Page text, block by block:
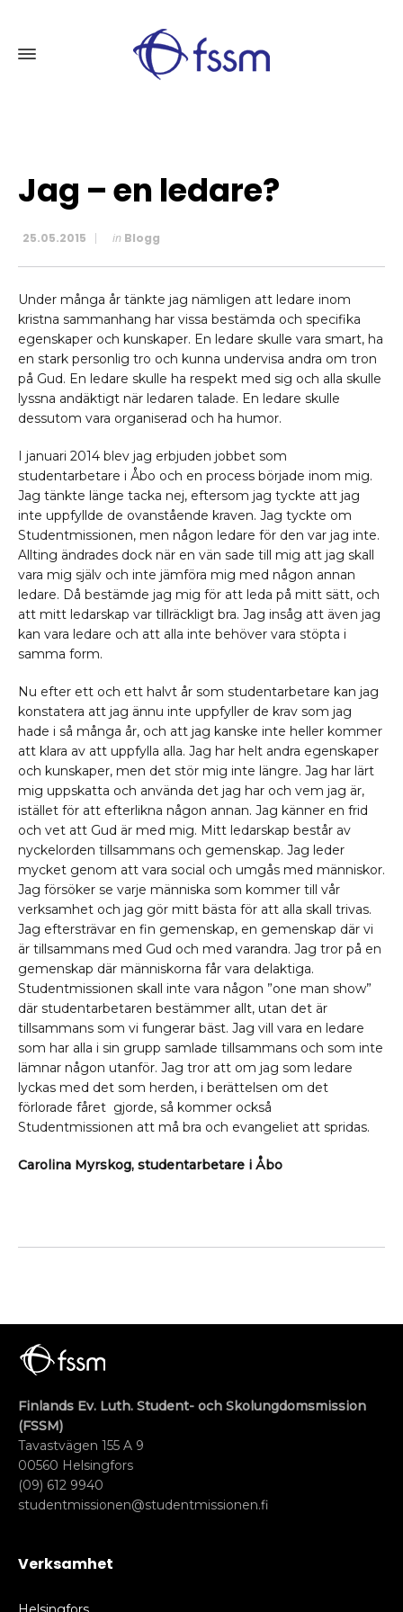
Jag – en ledare?
25.05.2015 in Blogg
Under många år tänkte jag nämligen att ledare inom
kristna sammanhang har vissa bestämda och specifika
egenskaper och kunskaper. En ledare skulle vara smart, ha
en stark personlig tro och kunna undervisa andra om tron
på Gud. En ledare skulle ha respekt med sig och alla skulle
lyssna andäktigt när ledaren talade. En ledare skulle
dessutom vara organiserad och ha humor.
I januari 2014 blev jag erbjuden jobbet som
studentarbetare i Åbo och en process började inom mig.
Jag tänkte länge tacka nej, eftersom jag tyckte att jag
inte uppfyllde de ovanstående kraven. Jag tyckte om
Studentmissionen, men någon ledare för den var jag inte.
Allting ändrades dock när en vän sade till mig att jag skall
vara mig själv och inte jämföra mig med någon annan
ledare. Då bestämde jag mig för att leda på mitt sätt, och
att mitt ledarskap var tillräckligt bra. Jag insåg att även jag
kan vara ledare och att alla inte behöver vara stöpta i
samma form.
Nu efter ett och ett halvt år som studentarbetare kan jag
konstatera att jag ännu inte uppfyller de krav som jag
hade i så många år, och att jag kanske inte heller kommer
att klara av att uppfylla alla. Jag har helt andra egenskaper
och kunskaper, men det stör mig inte längre. Jag har lärt
mig uppskatta och använda det jag har och vem jag är,
istället för att efterlikna någon annan. Jag känner en frid
och vet att Gud är med mig. Mitt ledarskap består av
nyckelorden tillsammans och gemenskap. Jag leder
mycket genom att vara social och umgås med människor.
Jag försöker se varje människa som kommer till vår
verksamhet och jag gör mitt bästa för att alla skall trivas.
Jag eftersträvar en fin gemenskap, en gemenskap där vi
är tillsammans med Gud och med varandra. Jag tror på en
gemenskap där människorna får vara delaktiga.
Studentmissionen skall inte vara någon ”one man show”
där studentarbetaren bestämmer allt, utan det är
tillsammans som vi fungerar bäst. Jag vill vara en ledare
som har alla i sin grupp samlade tillsammans och som inte
lämnar någon utanför. Jag tror att om jag som ledare
lyckas med det som herden, i berättelsen om det
förlorade fåret gjorde, så kommer också
Studentmissionen att må bra och evangeliet att spridas.
Carolina Myrskog, studentarbetare i Åbo
Finlands Ev. Luth. Student- och Skolungdomsmission
(FSSM)
Tavastvägen 155 A 9
00560 Helsingfors
(09) 612 9940
studentmissionen@studentmissionen.fi
Verksamhet